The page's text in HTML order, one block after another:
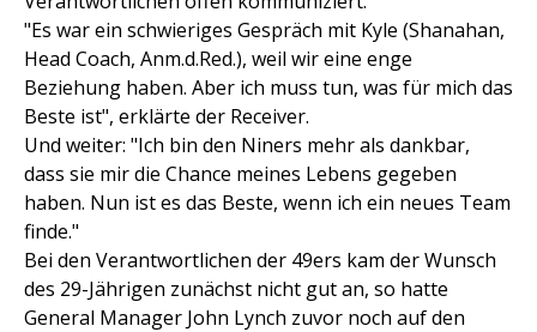
"Es war ein schwieriges Gespräch mit Kyle (Shanahan,
Head Coach, Anm.d.Red.), weil wir eine enge
Beziehung haben. Aber ich muss tun, was für mich das
Beste ist", erklärte der Receiver.
Und weiter: "Ich bin den Niners mehr als dankbar,
dass sie mir die Chance meines Lebens gegeben
haben. Nun ist es das Beste, wenn ich ein neues Team
finde."
Bei den Verantwortlichen der 49ers kam der Wunsch
des 29-Jährigen zunächst nicht gut an, so hatte
General Manager John Lynch zuvor noch auf den